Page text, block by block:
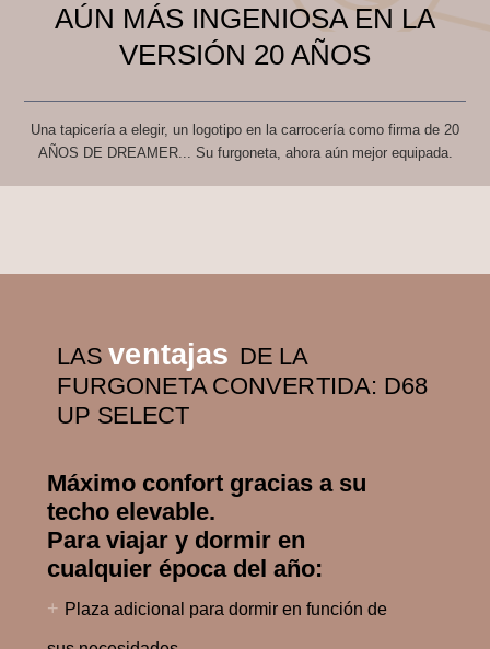
AÚN MÁS INGENIOSA EN LA
VERSIÓN 20 AÑOS
Una tapicería a elegir, un logotipo en la carrocería como firma de 20
AÑOS DE DREAMER... Su furgoneta, ahora aún mejor equipada.
LASventajas DE LA
FURGONETA CONVERTIDA: D68
UP SELECT
Máximo confort gracias a su
techo elevable.
Para viajar y dormir en
cualquier época del año:
+ Plaza adicional para dormir en función de